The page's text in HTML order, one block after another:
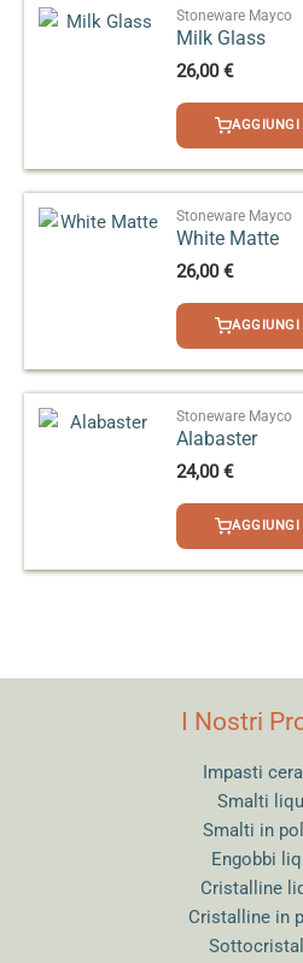
Stoneware Mayco
Milk Glass
26,00€
AGGIUNGI
Stoneware Mayco
White Matte
26,00€
AGGIUNGI
Stoneware Mayco
Alabaster
24,00€
AGGIUNGI
I Nostri
Impasti
Smalti
Smalti in
Engobbi
Cristalline
Cristalline in